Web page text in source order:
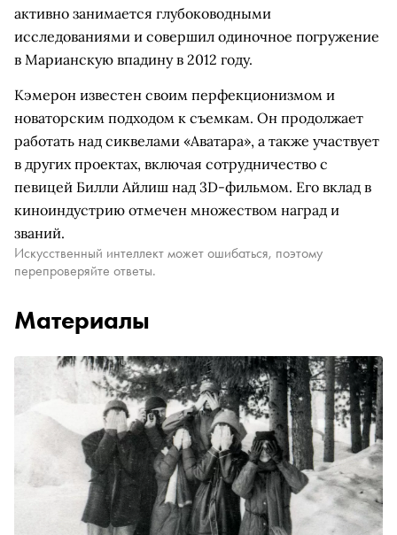
активно занимается глубоководными
исследованиями и совершил одиночное погружение
в Марианскую впадину в 2012 году.
Кэмерон известен своим перфекционизмом и
новаторским подходом к съемкам. Он продолжает
работать над сиквелами «Аватара», а также участвует
в других проектах, включая сотрудничество с
певицей Билли Айлиш над 3D-фильмом. Его вклад в
киноиндустрию отмечен множеством наград и
званий.
Искусственный интеллект может ошибаться, поэтому
перепроверяйте ответы.
Материалы